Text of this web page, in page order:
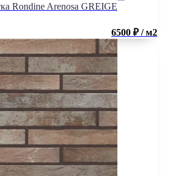
Rondine Arenosa GREIGE
6500 ₽ / м2